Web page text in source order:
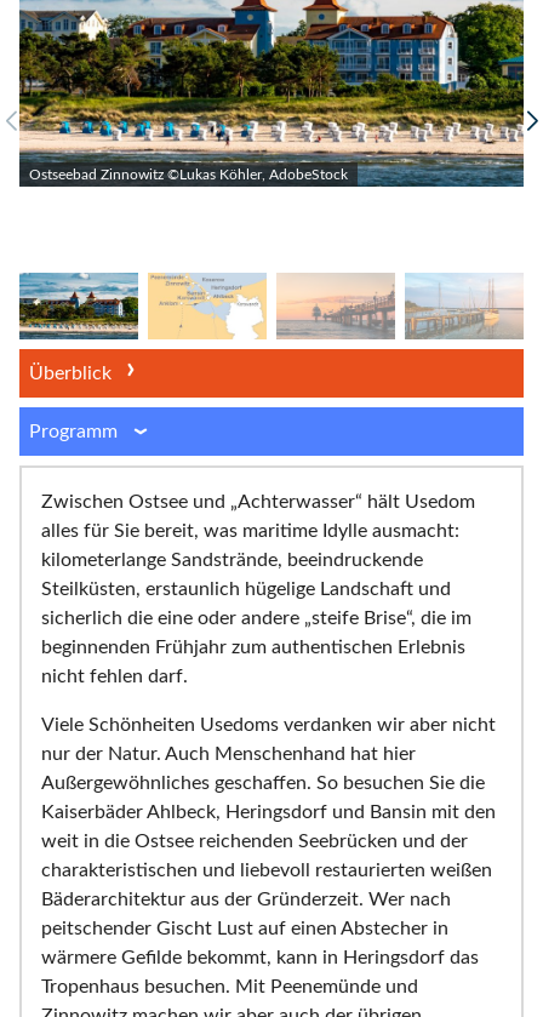
Ostseebad Zinnowitz ©Lukas Köhler, AdobeStock
Überblick
Programm
Zwischen Ostsee und „Achterwasser“ hält Usedom
alles für Sie bereit, was maritime Idylle ausmacht:
kilometerlange Sandstrände, beeindruckende
Steilküsten, erstaunlich hügelige Landschaft und
sicherlich die eine oder andere „steife Brise“, die im
beginnenden Frühjahr zum authentischen Erlebnis
nicht fehlen darf.
Viele Schönheiten Usedoms verdanken wir aber nicht
nur der Natur. Auch Menschenhand hat hier
Außergewöhnliches geschaffen. So besuchen Sie die
Kaiserbäder Ahlbeck, Heringsdorf und Bansin mit den
weit in die Ostsee reichenden Seebrücken und der
charakteristischen und liebevoll restaurierten weißen
Bäderarchitektur aus der Gründerzeit. Wer nach
peitschender Gischt Lust auf einen Abstecher in
wärmere Gefilde bekommt, kann in Heringsdorf das
Tropenhaus besuchen. Mit Peenemünde und